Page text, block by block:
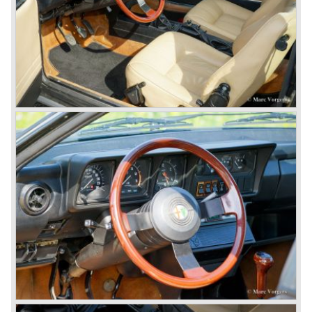
© Marc Vorgers